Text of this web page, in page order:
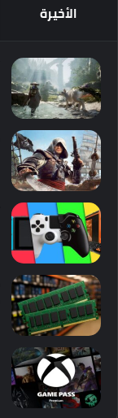
الأخيرة